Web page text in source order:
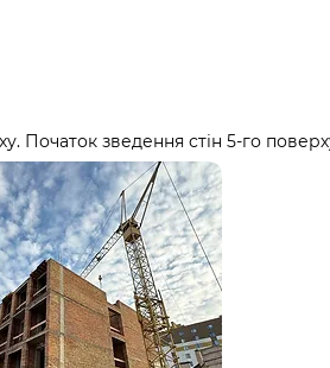
Початок зведення стін 5-го